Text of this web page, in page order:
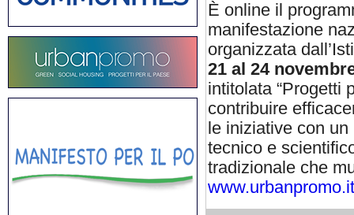
È online il
manifestazione
organizzata
21 al 24
intitolata “Progetti
contribuire
le iniziative con
tecnico e
tradizionale che
www.urbanpromo.it